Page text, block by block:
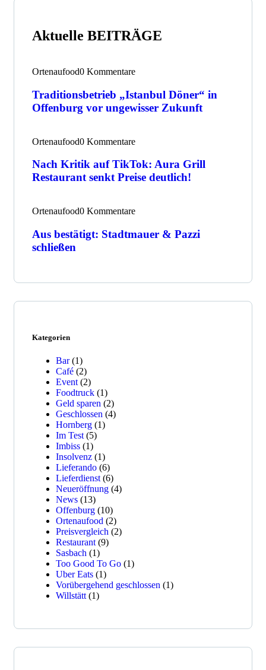
Aktuelle BEITRÄGE
Ortenaufood0 Kommentare
Traditionsbetrieb „Istanbul Döner“ in
Offenburg vor ungewisser Zukunft
Ortenaufood0 Kommentare
Nach Kritik auf TikTok: Aura Grill
Restaurant senkt Preise deutlich!
Ortenaufood0 Kommentare
Aus bestätigt: Stadtmauer & Pazzi
schließen
Kategorien
Bar (1)
Café (2)
Event (2)
Foodtruck (1)
Geld sparen (2)
Geschlossen (4)
Hornberg (1)
Im Test (5)
Imbiss (1)
Insolvenz (1)
Lieferando (6)
Lieferdienst (6)
Neueröffnung (4)
News (13)
Offenburg (10)
Ortenaufood (2)
Preisvergleich (2)
Restaurant (9)
Sasbach (1)
Too Good To Go (1)
Uber Eats (1)
Vorübergehend geschlossen (1)
Willstätt (1)